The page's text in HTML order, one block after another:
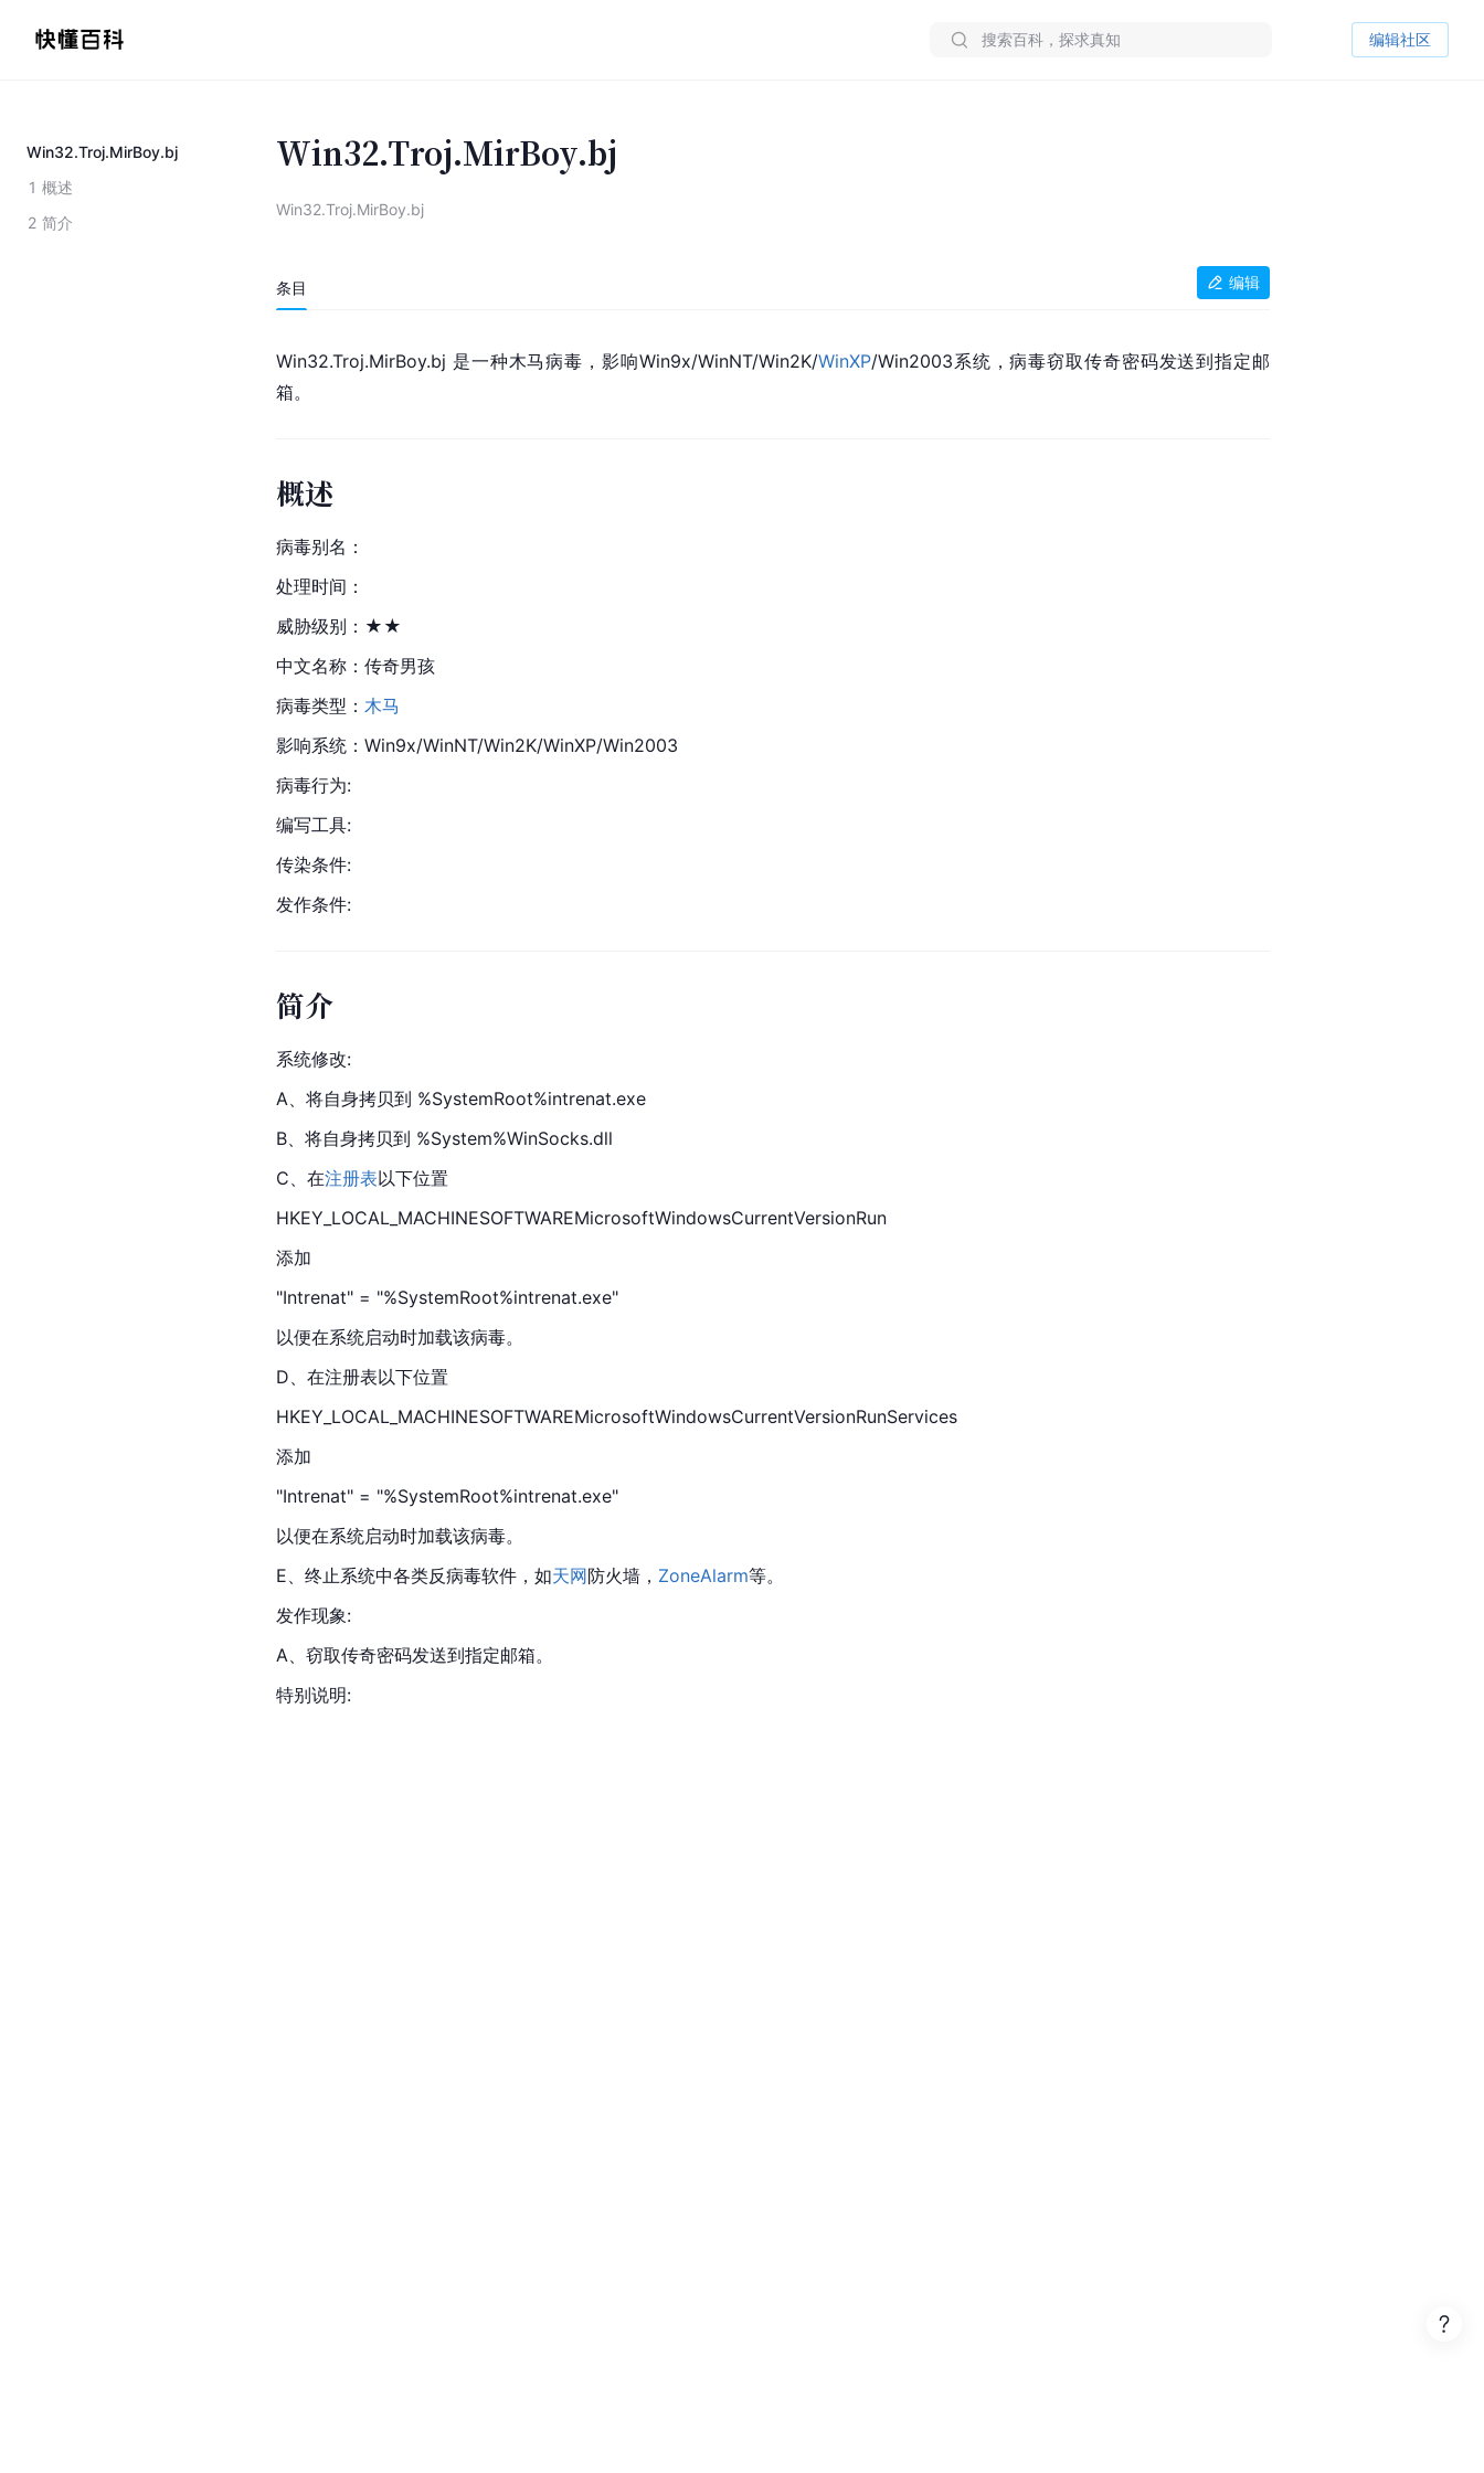
编辑社区
Win32.Troj.MirBoy.bj
1 概述
2 简介
Win32.Troj.MirBoy.bj
Win32.Troj.MirBoy.bj
条目 编辑
Win32.Troj.MirBoy.bj 是一种木马病毒，影响Win9x/WinNT/Win2K/WinXP/Win2003系统，病毒窃取传奇密码发送到指定邮
箱。
概述
病毒别名：
处理时间：
威胁级别：★★
中文名称：传奇男孩
病毒类型： 木马
影响系统：Win9x/WinNT/Win2K/WinXP/Win2003
病毒行为:
编写工具:
传染条件:
发作条件:
简介
系统修改:
A、将自身拷贝到 %SystemRoot%intrenat.exe
B、将自身拷贝到 %System%WinSocks.dll
C、在注册表以下位置
HKEY_LOCAL_MACHINESOFTWAREMicrosoftWindowsCurrentVersionRun
添加
"Intrenat" = "%SystemRoot%intrenat.exe"
以便在系统启动时加载该病毒。
D、在注册表以下位置
HKEY_LOCAL_MACHINESOFTWAREMicrosoftWindowsCurrentVersionRunServices
添加
"Intrenat" = "%SystemRoot%intrenat.exe"
以便在系统启动时加载该病毒。
E、终止系统中各类反病毒软件，如天网防火墙， ZoneAlarm等。
发作现象:
A、窃取传奇密码发送到指定邮箱。
特别说明: